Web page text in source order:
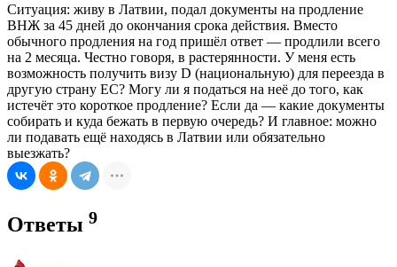
Ситуация: живу в Латвии, подал документы на продление
ВНЖ за 45 дней до окончания срока действия. Вместо
обычного продления на год пришёл ответ — продлили всего
на 2 месяца. Честно говоря, в растерянности. У меня есть
возможность получить визу D (национальную) для переезда в
другую страну ЕС? Могу ли я податься на неё до того, как
истечёт это короткое продление? Если да — какие документы
собирать и куда бежать в первую очередь? И главное: можно
ли подавать ещё находясь в Латвии или обязательно
выезжать?
Ответы 9